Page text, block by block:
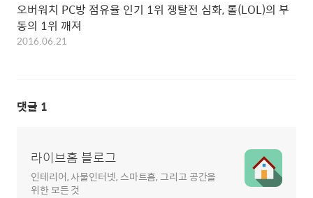
오버워치 PC방 점유율 인기 1위 쟁탈전 심화, 롤(LOL)의 부
동의 1위 깨져
2016.06.21
댓글 1
라이브홈 블로그
인테리어, 사물인터넷, 스마트홈, 그리고 공간을
위한 모든 것